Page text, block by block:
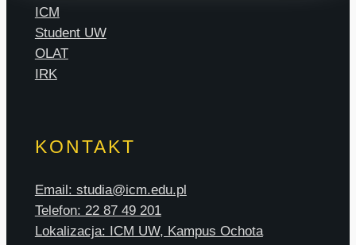
ICM
Student UW
OLAT
IRK
KONTAKT
Email: studia@icm.edu.pl
Telefon: 22 87 49 201
Lokalizacja: ICM UW, Kampus Ochota